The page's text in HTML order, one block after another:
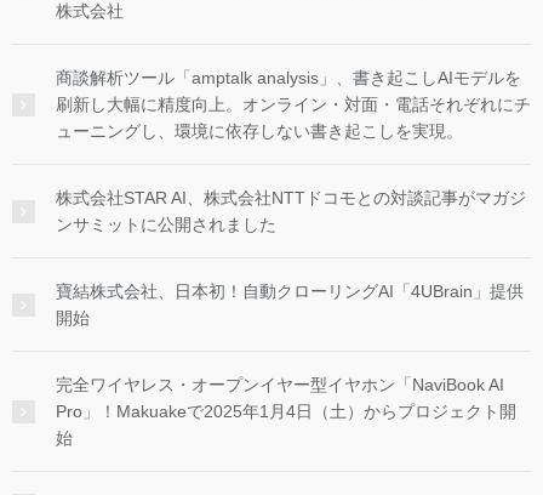
株式会社
商談解析ツール「amptalk analysis」、書き起こしAIモデルを
刷新し大幅に精度向上。オンライン・対面・電話それぞれにチ
ューニングし、環境に依存しない書き起こしを実現。
株式会社STAR AI、株式会社NTTドコモとの対談記事がマガジ
ンサミットに公開されました
寶結株式会社、日本初！自動クローリングAI「4UBrain」提供
開始
完全ワイヤレス・オープンイヤー型イヤホン「NaviBook AI
Pro」！Makuakeで2025年1月4日（土）からプロジェクト開
始